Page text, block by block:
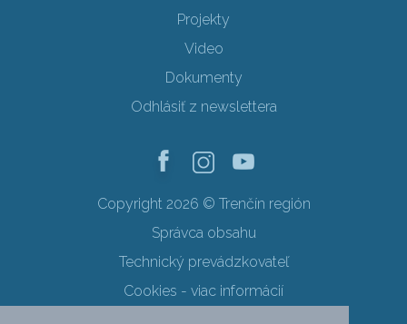
Projekty
Video
Dokumenty
Odhlásiť z newslettera
Copyright 2026 © Trenčín región
Správca obsahu
Technický prevádzkovateľ
Cookies - viac informácií